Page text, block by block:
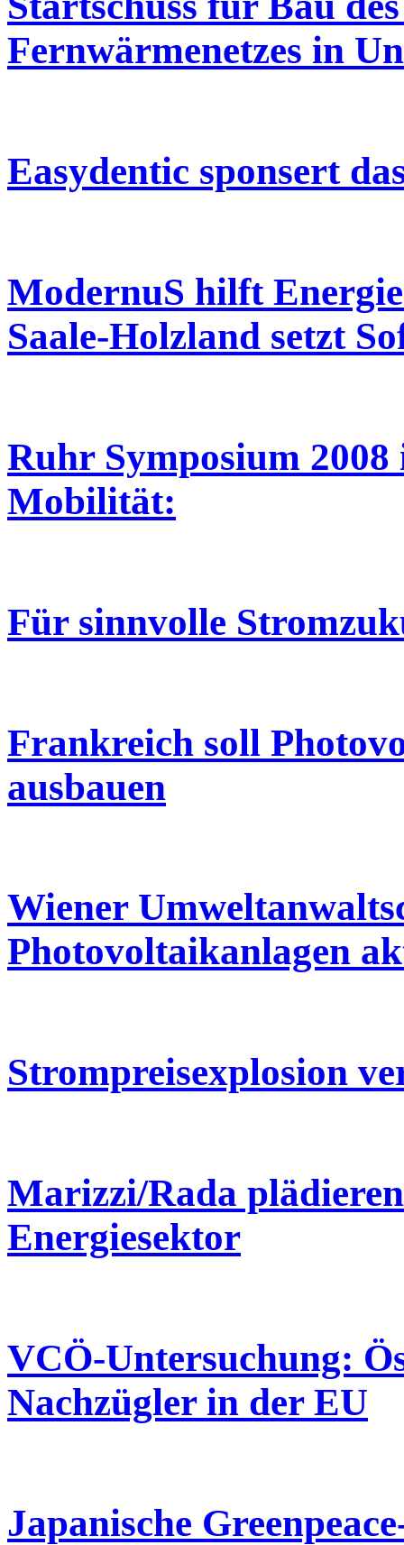
Fernwärmenetzes in
Easydentic sponsert
ModernuS hilft
Saale-Holzland setzt
Ruhr Symposium
Mobilität:
Für sinnvolle
Frankreich soll
ausbauen
Wiener
Photovoltaikanlagen
Strompreisexplosion
Marizzi/Rada
Energiesektor
VCÖ-Untersuchung:
Nachzügler in der EU
Japanische